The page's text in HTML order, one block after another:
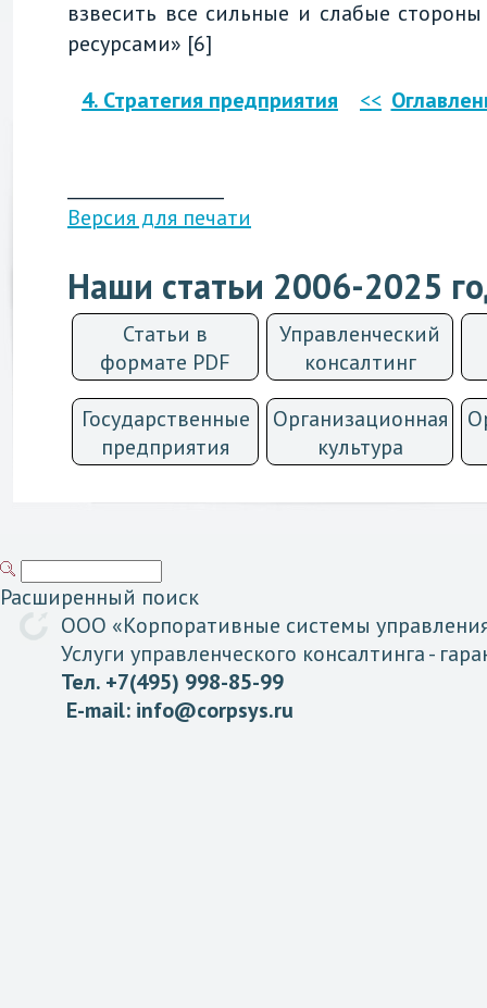
взвесить все сильные и слабые
ресурсами» [6]
4. Стратегия предприятия
<<
Версия для печати
Наши статьи 2006-2025
Статьи в
формате PDF
Управленческий
консалтинг
Государственные
предприятия
Организационная
культурa
Расширенный поиск
ООО «Корпоративные системы
Услуги управленческого консалтинга-
Тел. +7(495) 998-85-99
E-mail: info@corpsys.ru